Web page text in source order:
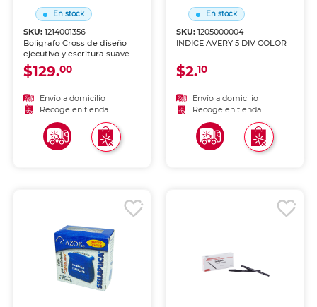
En stock
SKU:1214001356
Bolígrafo Cross de diseño
ejecutivo y escritura suave.
Cuerpo metálico con
acabados premium, ideal
regalo corporativo. Acabado
en negro.
$129.00
Envío a domicilio
Recoge en tienda
En stock
SKU: 1205000004
INDICE AVERY 5 DIV COLOR
$2.10
Envío a domicilio
Recoge en tienda